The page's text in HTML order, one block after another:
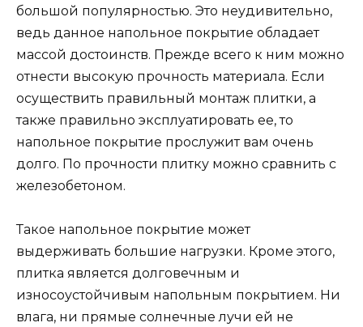
большой популярностью. Это неудивительно,
ведь данное напольное покрытие обладает
массой достоинств. Прежде всего к ним можно
отнести высокую прочность материала. Если
осуществить правильный монтаж плитки, а
также правильно эксплуатировать ее, то
напольное покрытие прослужит вам очень
долго. По прочности плитку можно сравнить с
железобетоном.
Такое напольное покрытие может
выдерживать большие нагрузки. Кроме этого,
плитка является долговечным и
износоустойчивым напольным покрытием. Ни
влага, ни прямые солнечные лучи ей не